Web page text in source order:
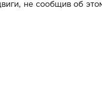
не сообщив об